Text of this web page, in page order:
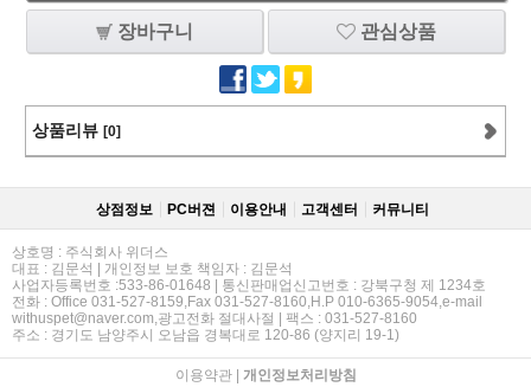
장바구니 관심상품
상품리뷰 [0]
상점정보 PC버젼 이용안내 고객센터 커뮤니티
상호명 : 주식회사 위더스
대표 : 김문석 | 개인정보 보호 책임자 : 김문석
사업자등록번호 :533-86-01648 | 통신판매업신고번호 : 강북구청 제 1234호
전화 : Office 031-527-8159,Fax 031-527-8160,H.P 010-6365-9054,e-mail
withuspet@naver.com,광고전화 절대사절 | 팩스 : 031-527-8160
주소 : 경기도 남양주시 오남읍 경복대로 120-86 (양지리 19-1)
이용약관| 개인정보처리방침